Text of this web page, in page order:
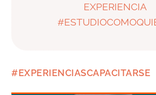
EXPERIENCIA
#EXPERIENCIASCAPACITARSE